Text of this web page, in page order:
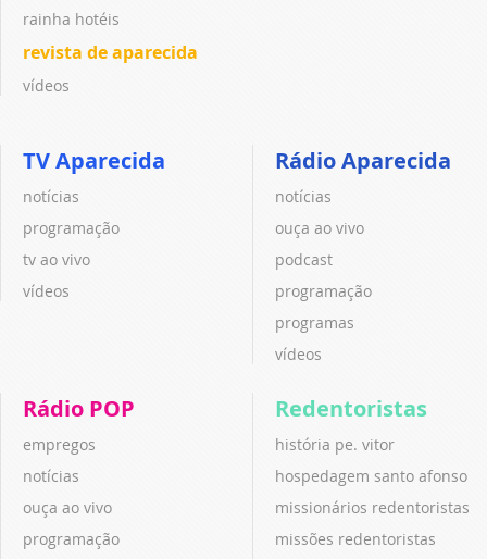
rainha hotéis
revista de aparecida
vídeos
TV Aparecida
notícias
programação
tv ao vivo
vídeos
Rádio Aparecida
notícias
ouça ao vivo
podcast
programação
programas
vídeos
Rádio POP
empregos
notícias
ouça ao vivo
programação
Redentoristas
história pe. vitor
hospedagem santo afonso
missionários redentoristas
missões redentoristas